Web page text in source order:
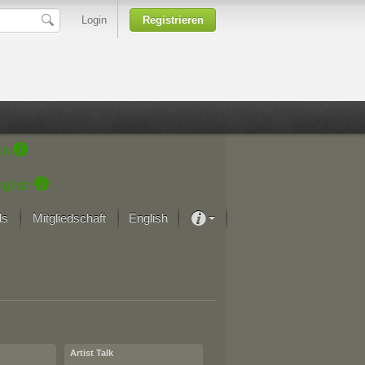
Login Registrieren
Mitgliedschaft English
Kunsthäuser
Artist Talk